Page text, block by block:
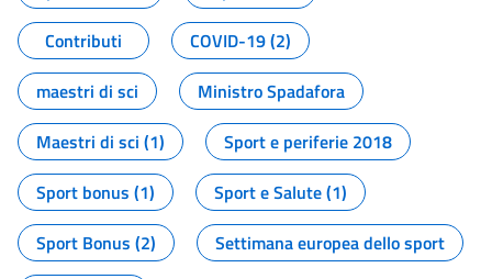
Contributi
COVID-19 (2)
maestri di sci
Ministro Spadafora
Maestri di sci (1)
Sport e periferie 2018
Sport bonus (1)
Sport e Salute (1)
Sport Bonus (2)
Settimana europea dello sport